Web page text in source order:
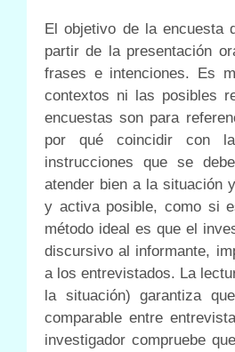
El objetivo de la encuesta
partir de la presentación
frases e intenciones. Es
contextos ni las posibles
encuestas son para
por qué coincidir con
instrucciones que se
atender bien a la situación
y activa posible, como si
método ideal es que el
discursivo al informante,
a los entrevistados. La
la situación) garantiza
comparable entre
investigador compruebe